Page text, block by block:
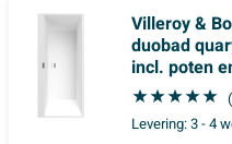
Villeroy &
duobad
incl. poten
mat wit
Levering:3 - 4